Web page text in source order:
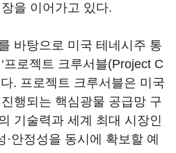
을 이어가고 있다.
바탕으로 미국 테네시주 통
프로젝트 크루서블(Project C
. 프로젝트 크루서블은 미국
행되는 핵심광물 공급망 구
기술력과 세계 최대 시장인
안정성을 동시에 확보할 예